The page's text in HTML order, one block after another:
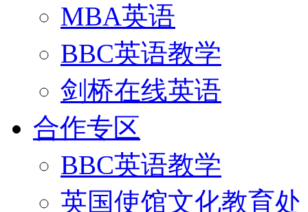
MBA英语
BBC英语教学
剑桥在线英语
合作专区
BBC英语教学
英国使馆文化教育处